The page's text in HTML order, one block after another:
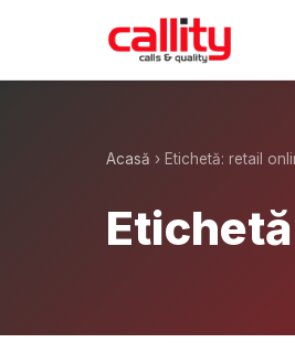
Acasă › Etichetă: retail